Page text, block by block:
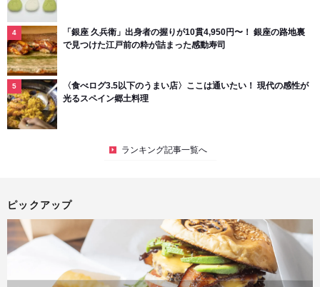
「銀座 久兵衛」出身者の握りが10貫4,950円〜！ 銀座の路地裏
で見つけた江戸前の粋が詰まった感動寿司
〈食べログ3.5以下のうまい店〉ここは通いたい！ 現代の感性が
光るスペイン郷土料理
ランキング記事一覧へ
ピックアップ